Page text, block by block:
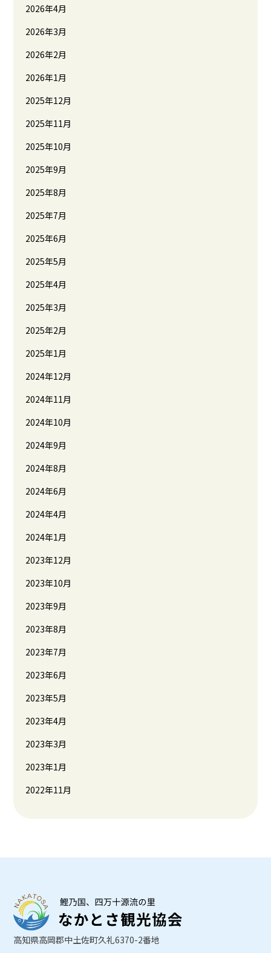
2026年4月
2026年3月
2026年2月
2026年1月
2025年12月
2025年11月
2025年10月
2025年9月
2025年8月
2025年7月
2025年6月
2025年5月
2025年4月
2025年3月
2025年2月
2025年1月
2024年12月
2024年11月
2024年10月
2024年9月
2024年8月
2024年6月
2024年4月
2024年1月
2023年12月
2023年10月
2023年9月
2023年8月
2023年7月
2023年6月
2023年5月
2023年4月
2023年3月
2023年1月
2022年11月
高知県高岡郡中土佐町久礼6370-2番地